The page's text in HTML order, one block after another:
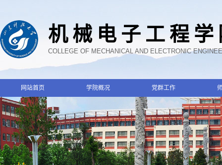
机械电子工程
COLLEGE OF MECHANICAL AND ELECTRONIC
网站首页 学院概况 党群工作